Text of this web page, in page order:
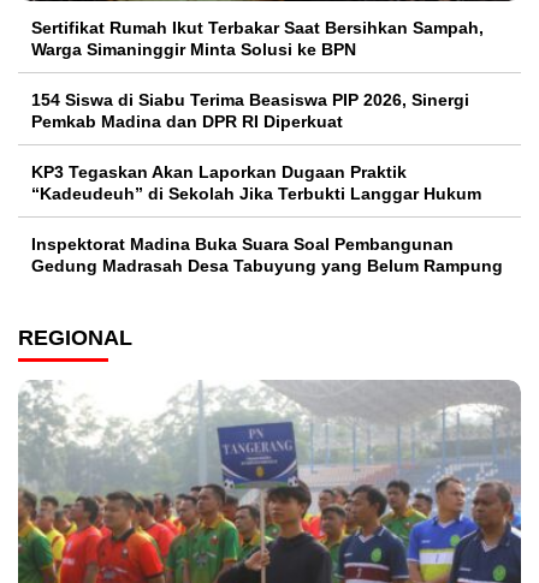
Sertifikat Rumah Ikut Terbakar Saat Bersihkan Sampah,
Warga Simaninggir Minta Solusi ke BPN
154 Siswa di Siabu Terima Beasiswa PIP 2026, Sinergi
Pemkab Madina dan DPR RI Diperkuat
KP3 Tegaskan Akan Laporkan Dugaan Praktik
“Kadeudeuh” di Sekolah Jika Terbukti Langgar Hukum
Inspektorat Madina Buka Suara Soal Pembangunan
Gedung Madrasah Desa Tabuyung yang Belum Rampung
REGIONAL